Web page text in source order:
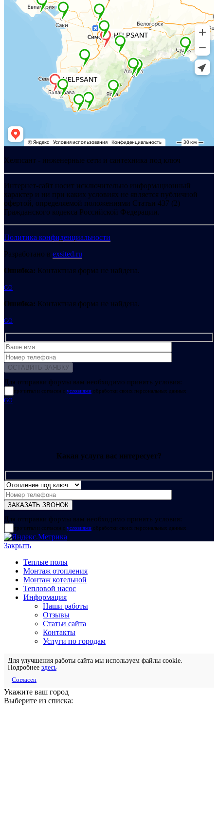
Хелпсант - инженерные сети и сантехника под ключ
Интернет-сайт носит исключительно информационный
характер и ни при каких условиях не является публичной
офертой, определяемой положениями Статьи 437 (2)
Гражданского кодекса Российской Федерации.
Политика конфиденциальности
Разработано в exsited.ru
Ошибка: Контактная форма не найдена.
GO
Ошибка: Контактная форма не найдена.
GO
Для отправки формы вам необходимо принять условия:
прочитал и согласен с условиями обработки своих персональных данных
GO
Какая услуга вас интересует?
Для отправки формы вам необходимо принять условия:
прочитал и согласен с условиями обработки своих персональных данных
Закрыть
Теплые полы
Монтаж отопления
Монтаж котельной
Тепловой насос
Информация
Наши работы
Отзывы
Статьи сайта
Контакты
Услуги по городам
Для улучшения работы сайта мы используем файлы cookie.
Подробнее здесь
Согласен
Укажите ваш город
Выберите из списка: